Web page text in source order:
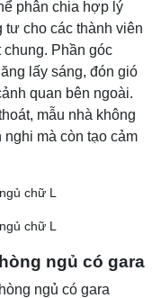
phân chia hợp lý
cho các thành viên
Phần góc
lấy sáng, đón gió
quan bên ngoài.
mẫu nhà không
mà còn tạo cảm
ngủ có gara
ngủ có gara